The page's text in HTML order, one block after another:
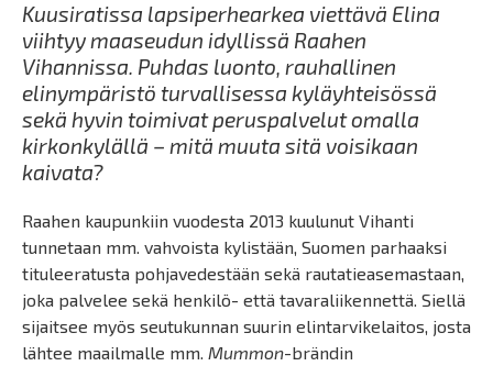
Kuusiratissa lapsiperhearkea viettävä Elina
viihtyy maaseudun idyllissä Raahen
Vihannissa. Puhdas luonto, rauhallinen
elinympäristö turvallisessa kyläyhteisössä
sekä hyvin toimivat peruspalvelut omalla
kirkonkylällä – mitä muuta sitä voisikaan
kaivata?
Raahen kaupunkiin vuodesta 2013 kuulunut Vihanti
tunnetaan mm. vahvoista kylistään, Suomen parhaaksi
tituleeratusta pohjavedestään sekä rautatieasemastaan,
joka palvelee sekä henkilö- että tavaraliikennettä. Siellä
sijaitsee myös seutukunnan suurin elintarvikelaitos, josta
lähtee maailmalle mm. Mummon-brändin